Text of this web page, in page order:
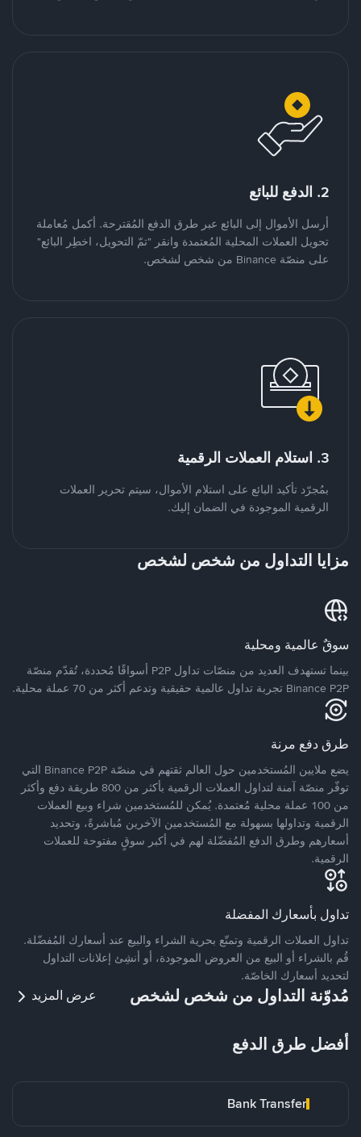
2. الدفع للبائع
أرسل الأموال إلى البائع عبر طرق الدفع المُقترحة. أكمل مُعاملة
تحويل العملات المحلية المُعتمدة وانقر "تمّ التحويل، اخطِر البائع"
على منصّة Binance من شخص لشخص.
3. استلام العملات الرقمية
بمُجرّد تأكيد البائع على استلام الأموال، سيتم تحرير العملات
الرقمية الموجودة في الضمان إليك.
مزايا التداول من شخص لشخص
سوقٌ عالمية ومحلية
بينما تستهدف العديد من منصّات تداول P2P أسواقًا مُحددة، تُقدّم منصّة
Binance P2P تجربة تداول عالمية حقيقية وتدعم أكثر من 70 عملة محلية.
طرق دفع مرنة
يضع ملايين المُستخدمين حول العالم ثقتهم في منصّة Binance P2P التي
توفّر منصّة آمنة لتداول العملات الرقمية بأكثر من 800 طريقة دفع وأكثر
من 100 عملة محلية مُعتمدة. يُمكن للمُستخدمين شراء وبيع العملات
الرقمية وتداولها بسهولة مع المُستخدمين الآخرين مُباشرةً، وتحديد
أسعارهم وطرق الدفع المُفضّلة لهم في أكبر سوقٍ مفتوحة للعملات
الرقمية.
تداول بأسعارك المفضلة
تداول العملات الرقمية وتمتّع بحرية الشراء والبيع عند أسعارك المُفضّلة.
قُم بالشراء أو البيع من العروض الموجودة، أو أنشِئ إعلانات التداول
لتحديد أسعارك الخاصّة.
مُدوّنة التداول من شخص لشخص عرض المزيد
أفضل طرق الدفع
Bank Transfer